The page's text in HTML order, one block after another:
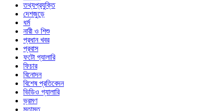
তথ্যপ্রযুক্তি
দেশজুড়ে
ধর্ম
নারী ও শিশু
প্রধান খবর
প্রবাস
ফটো গ্যালারি
ফিচার
বিনোদন
বিশেষ প্রতিবেদন
ভিডিও গ্যালারি
ভ্রমণ
মতামত